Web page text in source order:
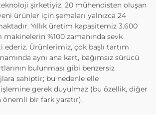
şirketiyiz. 20 mühendisten oluşan
ürünler için şemaları yalnızca 24
Yıllık üretim kapasitemiz 3.600
%100 zamanında sevk
Ürünlerimiz, çok başlı tartım
aynı ana kart, bağımsız sürücü
bulunması gibi benzersiz
sahiptir; bu nedenle elle
gerek duyulmaz (bu özellik, diğer
önemli bir fark yaratır).